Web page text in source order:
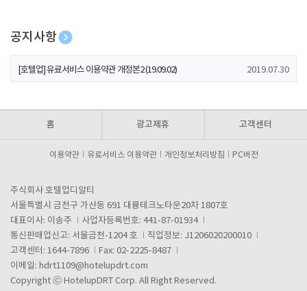
공지사항
[호텔업] 개인정보 처리방침 개정본1 (19.09.02)
[호텔업] 유료서비스 이용약관 개정본2 (19.09.02) 2019.07.30
홈 광고제휴 고객센터
이용약관 유료서비스 이용약관 개인정보처리방침 PC버전
주식회사 호텔업디알티
서울특별시 금천구 가산동 691 대륭테크노타운20차 1807호
대표이사: 이송주
사업자등록번호: 441-87-01934
통신판매업신고: 서울금천-1204 호
직업정보: J1206020200010
고객센터: 1644-7896
Fax: 02-2225-8487
이메일: hdrt1109@hotelupdrt.com
Copyright ⓒ HotelupDRT Corp. All Right Reserved.